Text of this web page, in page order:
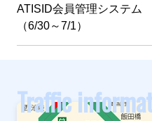
ATISID会員管理システム
（6/30～7/1）
Traffic